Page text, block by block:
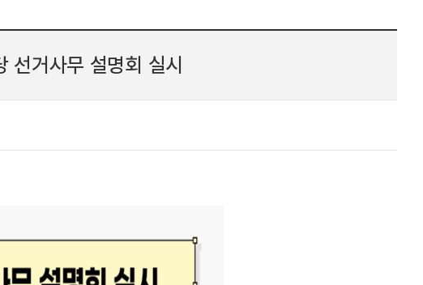
선거사무 설명회 실시